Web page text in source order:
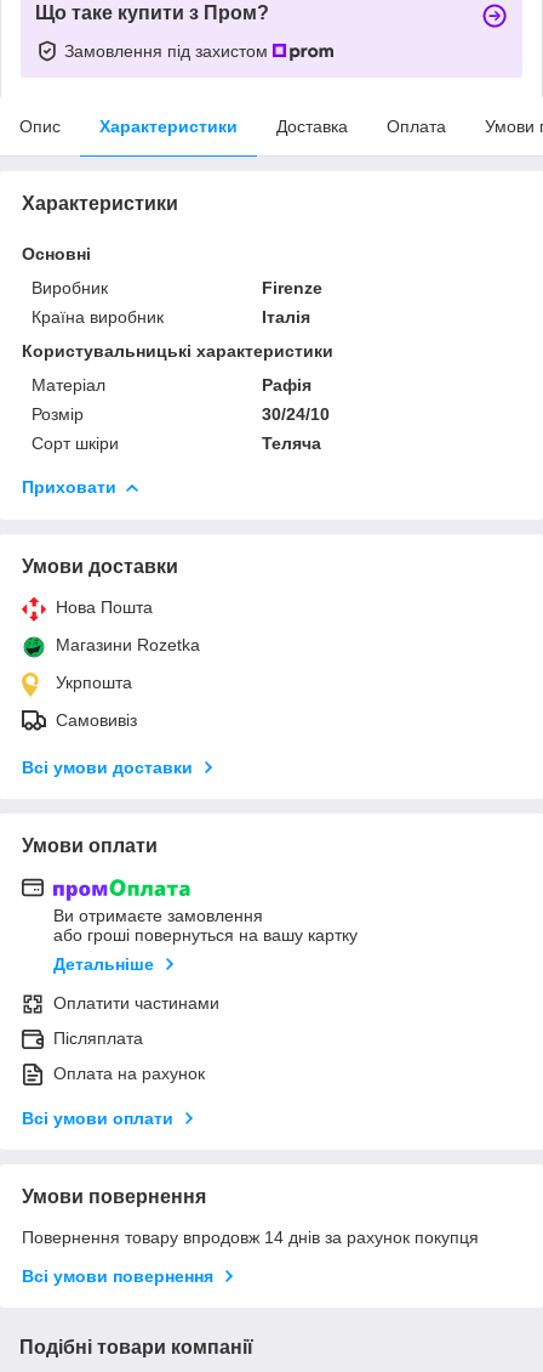
Що таке купити з Пром?
Замовлення під захистом
Опис Характеристики Доставка Оплата Умови
Характеристики
Основні
Виробник
Firenze
Країна виробник
Італія
Користувальницькі характеристики
Матеріал
Рафія
Розмір
30/24/10
Сорт шкіри
Теляча
Приховати
Умови доставки
Нова Пошта
Магазини Rozetka
Укрпошта
Самовивіз
Всі умови доставки
Умови оплати
Ви отримаєте замовлення
або гроші повернуться на вашу картку
Детальніше
Оплатити частинами
Післяплата
Оплата на рахунок
Всі умови оплати
Умови повернення
Повернення товару впродовж 14 днів за рахунок покупця
Всі умови повернення
Подібні товари компанії